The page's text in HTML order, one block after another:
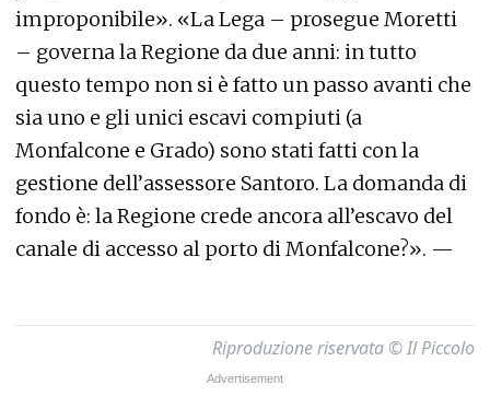
improponibile». «La Lega – prosegue Moretti
– governa la Regione da due anni: in tutto
questo tempo non si è fatto un passo avanti che
sia uno e gli unici escavi compiuti (a
Monfalcone e Grado) sono stati fatti con la
gestione dell’assessore Santoro. La domanda di
fondo è: la Regione crede ancora all’escavo del
canale di accesso al porto di Monfalcone?». —
Riproduzione riservata © Il Piccolo